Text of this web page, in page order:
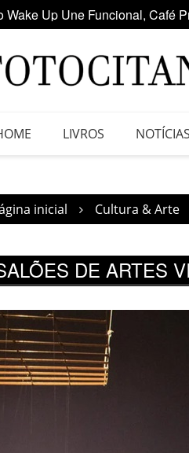
clube de vinil da América
LIVROS NOTÍCIAS
inicial Cultura & Arte
DE ARTES